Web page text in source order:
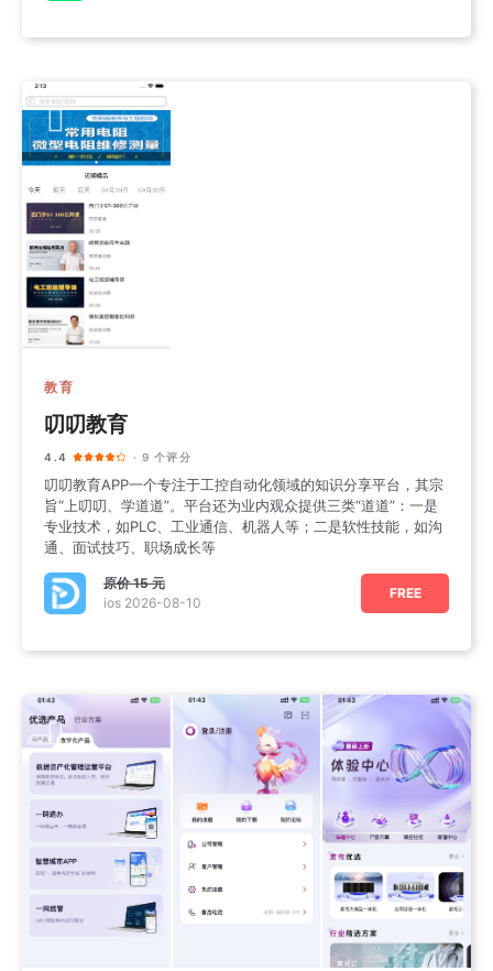
教育
叨叨教育
4.4 · 9 个评分
叨叨教育APP一个专注于工控自动化领域的知识分享平台，其宗
旨“上叨叨、学道道”。平台还为业内观众提供三类“道道”：一是
专业技术，如PLC、工业通信、机器人等；二是软性技能，如沟
通、面试技巧、职场成长等
原价15 元
ios 2026-08-10
FREE